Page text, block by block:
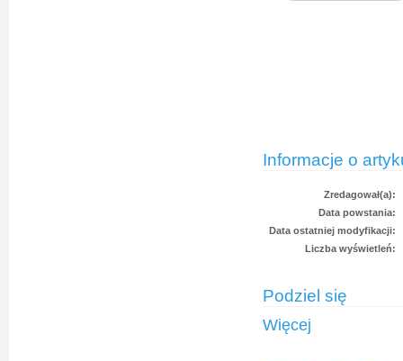
Informacje o
Zredagował(a):
Data powstania:
Data ostatniej modyfikacji:
Liczba wyświetleń:
Podziel się
Więcej